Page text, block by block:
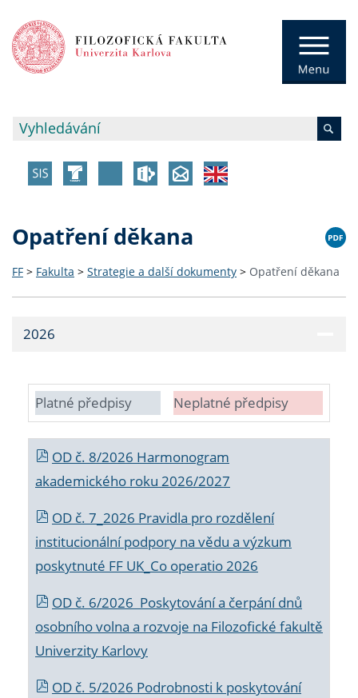
Opatření děkana
FF > Fakulta > Strategie a další dokumenty > Opatření děkana
2026
Platné předpisy Neplatné předpisy
OD č. 8/2026 Harmonogram
akademického roku 2026/2027
OD č. 7_2026 Pravidla pro rozdělení
institucionální podpory na vědu a výzkum
poskytnuté FF UK_Co operatio 2026
OD č. 6/2026 Poskytování a čerpání dnů
osobního volna a rozvoje na Filozofické fakultě
Univerzity Karlovy
OD č. 5/2026 Podrobnosti k poskytování